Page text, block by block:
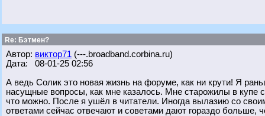
Re: Бэтмен?
Автор: виктор71 (---.broadband.corbina.ru)
Дата: 08-01-25 02:56
А ведь Солик это новая жизнь на форуме, как ни крути! Я
насущные вопросы, как мне казалось. Мне старожилы в купе
что можно. После я ушёл в читатели. Иногда вылазию со
ответами сейчас отвечают и советами дают гораздо больше,